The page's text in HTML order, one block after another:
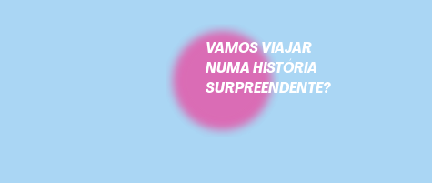
VAMOS VIAJAR
NUMA HISTÓRIA
SURPREENDENTE?